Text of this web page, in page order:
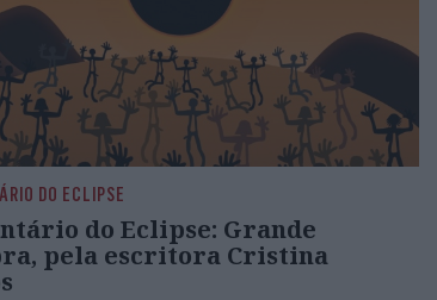
DO ECLIPSE
do Eclipse: Grande
pela escritora Cristina